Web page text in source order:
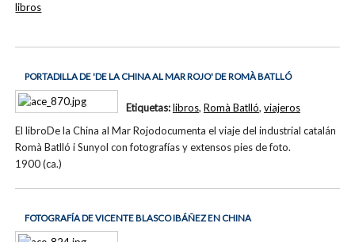
libros
PORTADILLA DE 'DE LA CHINA AL MAR ROJO' DE ROMÀ BATLLÓ
El libroDe la China al Mar Rojodocumenta el viaje del industrial catalán
Romà Batlló i Sunyol con fotografías y extensos pies de foto.
1900 (ca.)
Etiquetas:libros, Romà Batlló, viajeros
FOTOGRAFÍA DE VICENTE BLASCO IBÁÑEZ EN CHINA